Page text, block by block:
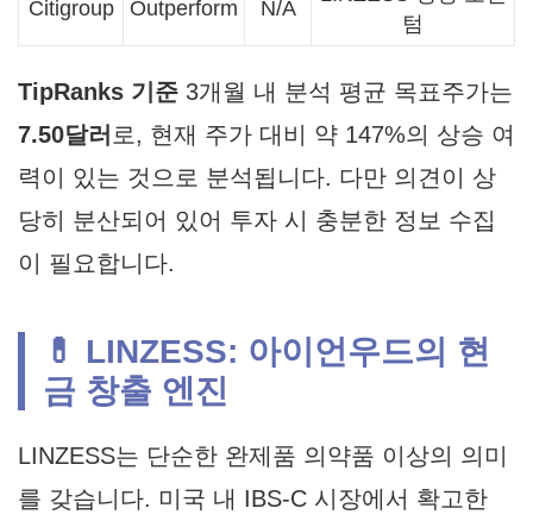
Citigroup Outperform N/A
텀
TipRanks 기준 3개월 내 분석 평균 목표주가는
7.50달러 로, 현재 주가 대비 약 147%의 상승 여
력이 있는 것으로 분석됩니다. 다만 의견이 상
당히 분산되어 있어 투자 시 충분한 정보 수집
이 필요합니다.
💊 LINZESS: 아이언우드의 현
금 창출 엔진
LINZESS는 단순한 완제품 의약품 이상의 의미
를 갖습니다. 미국 내 IBS-C 시장에서 확고한